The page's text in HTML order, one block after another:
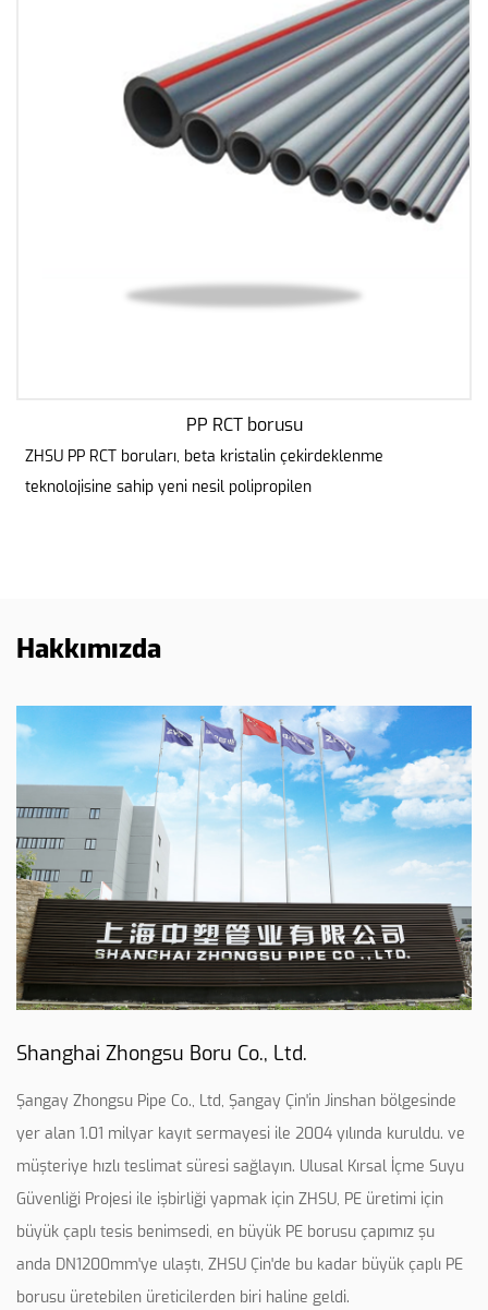
PP RCT borusu
ZHSU PP RCT boruları, beta kristalin çekirdeklenme
teknolojisine sahip yeni nesil polipropilen
Hakkımızda
Shanghai Zhongsu Boru Co., Ltd.
Şangay Zhongsu Pipe Co., Ltd, Şangay Çin'in Jinshan bölgesinde
yer alan 1.01 milyar kayıt sermayesi ile 2004 yılında kuruldu. ve
müşteriye hızlı teslimat süresi sağlayın. Ulusal Kırsal İçme Suyu
Güvenliği Projesi ile işbirliği yapmak için ZHSU, PE üretimi için
büyük çaplı tesis benimsedi, en büyük PE borusu çapımız şu
anda DN1200mm'ye ulaştı, ZHSU Çin'de bu kadar büyük çaplı PE
borusu üretebilen üreticilerden biri haline geldi.